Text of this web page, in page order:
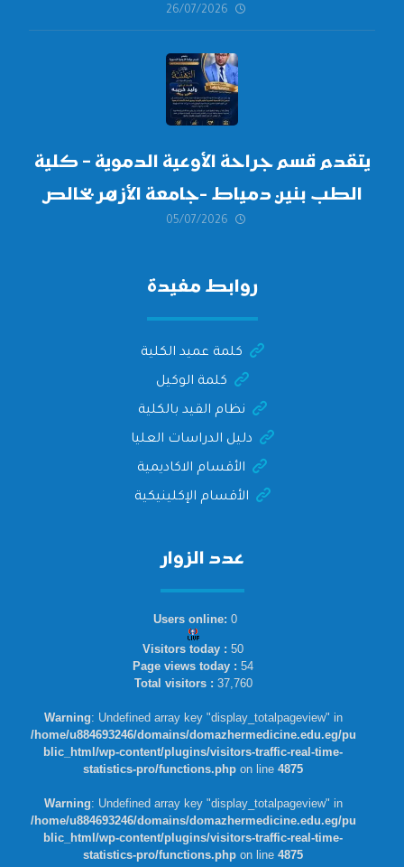
العليا لدورة
أكتوبر 2026،
26/07/2026
يتقدم قسم جراحة الأوعية الدموية – كلية
الطب بنين دمياط -جامعة الأزهر بخالص
التهنئة وأصدق الأمنيات إلى الأستاذ
05/07/2026
روابط مفيدة
كلمة عميد الكلية
كلمة الوكيل
نظام القيد بالكلية
دليل الدراسات العليا
الأقسام الاكاديمية
الأقسام الإكلينيكية
عدد الزوار
Users online: 0
Visitors today : 50
Page views today : 54
Total visitors : 37,760
Warning: Undefined array key "display_totalpageview" in
/home/u884693246/domains/domazhermedicine.edu.eg/pu
blic_html/wp-content/plugins/visitors-traffic-real-time-
statistics-pro/functions.php on line 4875
Warning: Undefined array key "display_totalpageview" in
/home/u884693246/domains/domazhermedicine.edu.eg/pu
blic_html/wp-content/plugins/visitors-traffic-real-time-
statistics-pro/functions.php on line 4875